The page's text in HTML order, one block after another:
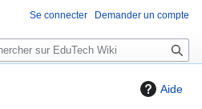
Aide
Se connecter Demander un compte